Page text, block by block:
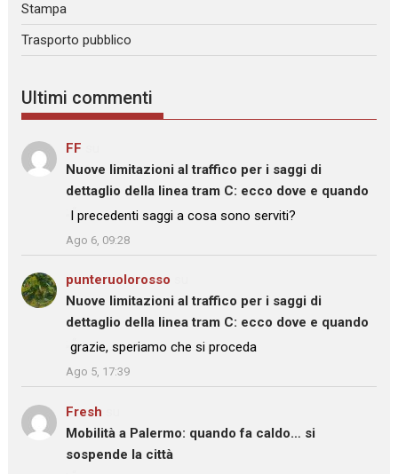
Stampa
Trasporto pubblico
Ultimi commenti
FF
Nuove limitazioni al traffico per i saggi di
dettaglio della linea tram C: ecco dove e quando
: “I precedenti saggi a cosa sono serviti?
Ago 6, 09:28
punteruolorosso
Nuove limitazioni al traffico per i saggi di
dettaglio della linea tram C: ecco dove e quando
: “
grazie, speriamo che si proceda
”
Ago 5, 17:39
Fresh
Mobilità a Palermo: quando fa caldo… si
sospende la città